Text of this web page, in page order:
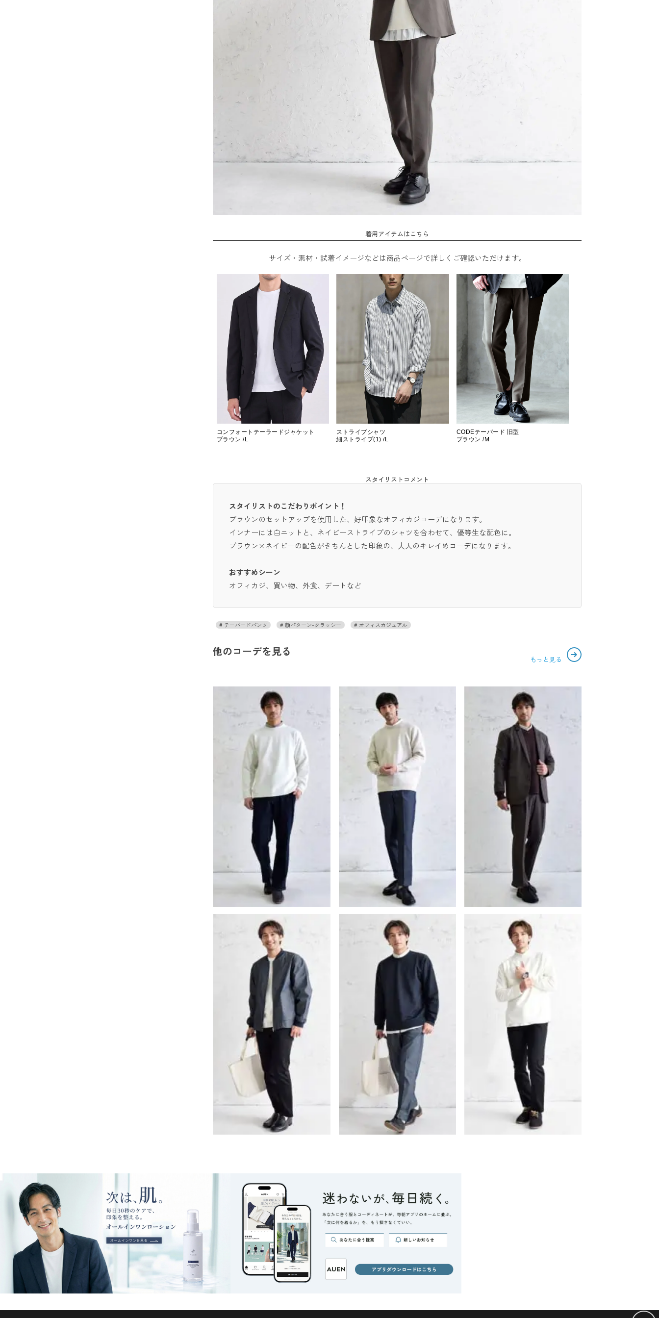
着用アイテムはこちら
サイズ・素材・試着イメージなどは商品ページで詳しくご確認いただけます。
コンフォートテーラードジャケット
ブラウン /L
ストライプシャツ
細ストライプ(1) /L
CODEテーパード 旧型
ブラウン /M
スタイリストコメント
スタイリストのこだわりポイント！
ブラウンのセットアップを使用した、好印象なオフィカジコーデになります。
インナーには白ニットと、ネイビーストライプのシャツを合わせて、優等生な配色に。
ブラウン×ネイビーの配色がきちんとした印象の、大人のキレイめコーデになります。
おすすめシーン
オフィカジ、買い物、外食、デートなど
テーパードパンツ 顔パターン-クラッシー オフィスカジュアル
他のコーデを見る
もっと見る